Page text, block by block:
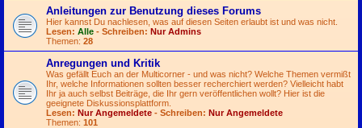
Anleitungen zur Benutzung dieses Forums
Hier kannst Du nachlesen, was auf diesen Seiten erlaubt ist und was nicht.
Lesen: Alle - Schreiben: Nur Admins
Themen: 28
Anregungen und Kritik
Was gefällt Euch an der Multicorner - und was nicht? Welche Themen vermißt
Ihr, welche Informationen sollten besser recherchiert werden? Vielleicht habt
Ihr ja auch selbst Beiträge, die Ihr gern veröffentlichen wollt? Hier ist die
geeignete Diskussionsplattform.
Lesen: Nur Angemeldete - Schreiben: Nur Angemeldete
Themen: 101